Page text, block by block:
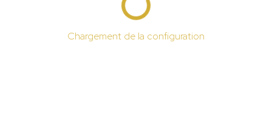
Chargement de la configuration